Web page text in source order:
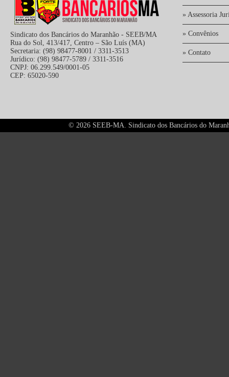
Sindicato dos Bancários do Maranhão - SEEB/MA
Rua do Sol, 413/417, Centro – São Luís (MA)
Secretaria: (98) 98477-8001 / 3311-3513
Jurídico: (98) 98477-5789 / 3311-3516
CNPJ: 06.299.549/0001-05
CEP: 65020-590
» Assessoria
» Convênios
» Contato
© 2026 SEEB-MA. Sindicato dos Bancários do